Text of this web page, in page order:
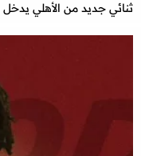
ثنائي جديد من الأهلي يدخل